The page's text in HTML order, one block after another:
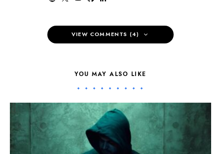
VIEW COMMENTS (4)
YOU MAY ALSO LIKE